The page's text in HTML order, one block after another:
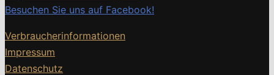
Besuchen Sie uns auf Facebook!
Verbraucherinformationen
Impressum
Datenschutz